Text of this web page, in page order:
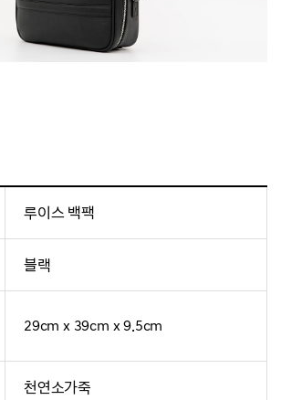
루이스 백팩
블랙
29cm x 39cm x 9.5cm
천연소가죽